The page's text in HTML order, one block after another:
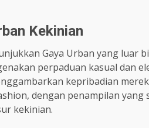
Kekinian
Gaya Urban yang luar
perpaduan kasual dan
kepribadian
dengan penampilan yang
kekinian.